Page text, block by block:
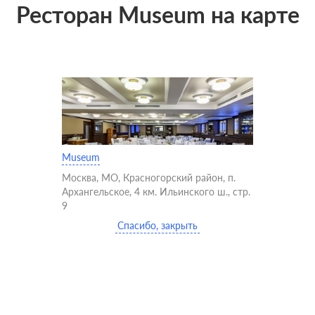
Ресторан Museum на карте
Museum
Москва, МО, Красногорский район, п.
Архангельское, 4 км. Ильинского ш., стр.
9
Спасибо, закрыть